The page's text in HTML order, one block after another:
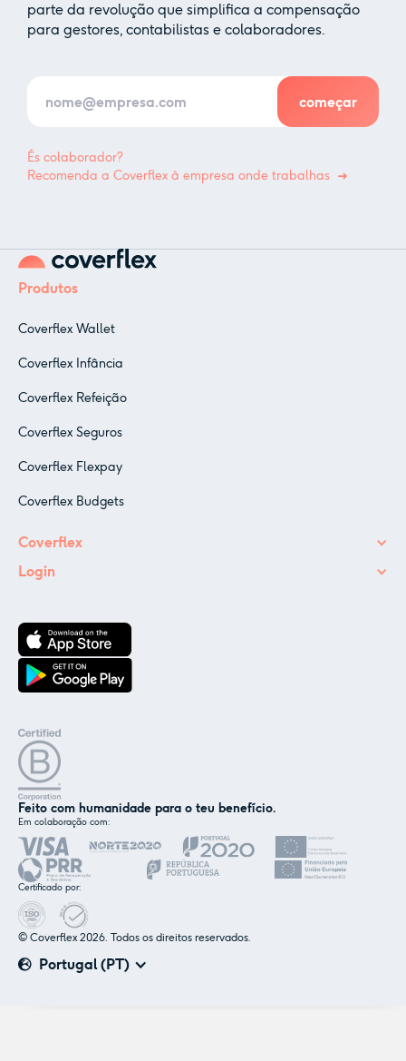
parte da revolução que simplifica a compensação
para gestores, contabilistas e colaboradores.
És colaborador?
Recomenda a Coverflex à empresa onde trabalhas
Produtos
Coverflex Wallet
Coverflex Infância
Coverflex Refeição
Coverflex Seguros
Coverflex Flexpay
Coverflex Budgets
Coverflex
Login
Feito com humanidade para o teu benefício.
Em colaboração com:
Certificado por:
Portugal (PT)
© Coverflex 2026. Todos os direitos reservados.
Nós e os nossos parceiros usamos cookies ou
tecnologias semelhantes, conforme
mencionado na
Aceitar